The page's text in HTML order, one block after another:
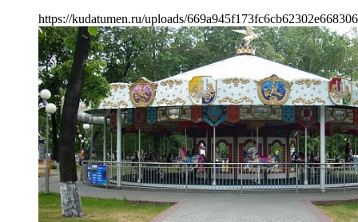
https://kudatumen.ru/uploads/